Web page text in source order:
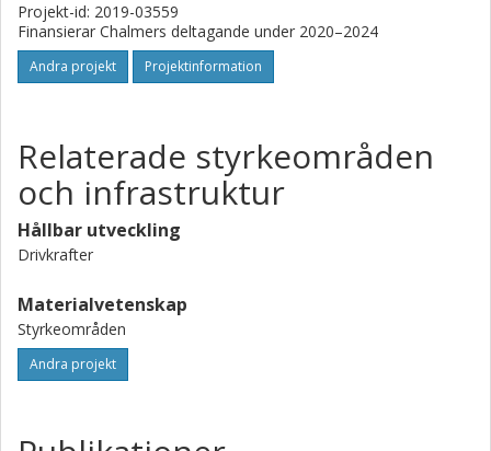
Projekt-id: 2019-03559
Finansierar Chalmers deltagande under 2020–2024
Andra projekt Projektinformation
Relaterade styrkeområden
och infrastruktur
Hållbar utveckling
Drivkrafter
Materialvetenskap
Styrkeområden
Andra projekt